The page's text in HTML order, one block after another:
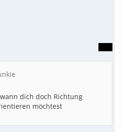
dich doch Richtung
möchtest